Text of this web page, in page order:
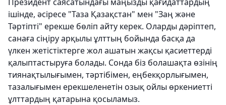
ішінде, әсіресе "Таза Қазақстан" мен "Заң және
Тәртіпті" ерекше бөліп айту керек. Оларды дәріптеп,
санаға сіңіру арқылы ұлттың бойында басқа да
үлкен жетістіктерге жол ашатын жақсы қасиеттерді
қалыптастыруға болады. Сонда біз болашақта өзінің
тиянақтылығымен, тәртібімен, еңбекқорлығымен,
тазалығымен ерекшеленетін озық ойлы өркениетті
ұлттардың қатарына қосыламыз.